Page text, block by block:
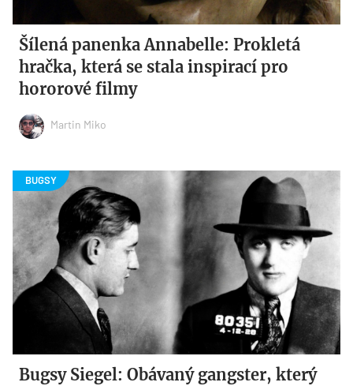
Šílená panenka Annabelle: Prokletá
hračka, která se stala inspirací pro
hororové filmy
Martin Miko
Bugsy Siegel: Obávaný gangster, který